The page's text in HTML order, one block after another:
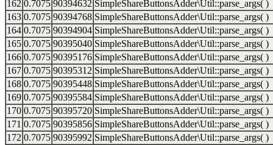
162 0.7075 90394632 SimpleShareButtonsAdder\Util::parse_args( )
163 0.7075 90394768 SimpleShareButtonsAdder\Util::parse_args( )
164 0.7075 90394904 SimpleShareButtonsAdder\Util::parse_args( )
165 0.7075 90395040 SimpleShareButtonsAdder\Util::parse_args( )
166 0.7075 90395176 SimpleShareButtonsAdder\Util::parse_args( )
167 0.7075 90395312 SimpleShareButtonsAdder\Util::parse_args( )
168 0.7075 90395448 SimpleShareButtonsAdder\Util::parse_args( )
169 0.7075 90395584 SimpleShareButtonsAdder\Util::parse_args( )
170 0.7075 90395720 SimpleShareButtonsAdder\Util::parse_args( )
171 0.7075 90395856 SimpleShareButtonsAdder\Util::parse_args( )
172 0.7075 90395992 SimpleShareButtonsAdder\Util::parse_args( )